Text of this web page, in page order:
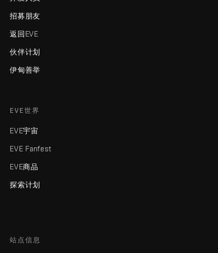
招募朋友
返回EVE
伙伴计划
伊甸善举
EVE世界
EVE宇宙
EVE Fanfest
EVE商品
探索计划
站点信息